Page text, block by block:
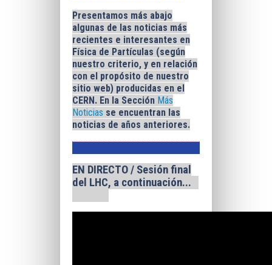
Presentamos más abajo
algunas de las noticias más
recientes e interesantes en
Física de Partículas (según
nuestro criterio, y en relación
con el propósito de nuestro
sitio web) producidas en el
CERN. En la Sección Más
Noticias se encuentran las
noticias de años anteriores.
EN DIRECTO / Sesión final
del LHC, a continuación...